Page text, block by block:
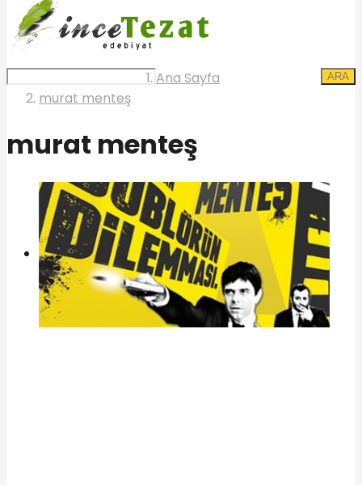
ARA
Ana Sayfa
murat menteş
murat menteş